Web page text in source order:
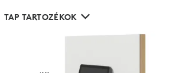
TAP TARTOZÉKOK